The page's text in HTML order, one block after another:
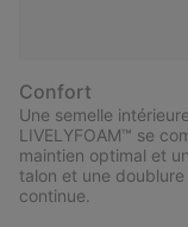
Confort
Une semelle
LIVELYFOAM™ se
maintien optimal et
talon et une
continue.